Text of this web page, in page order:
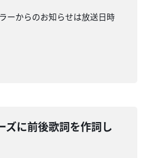
ーからのお知らせは放送日時
ズに前後歌詞を作詞し